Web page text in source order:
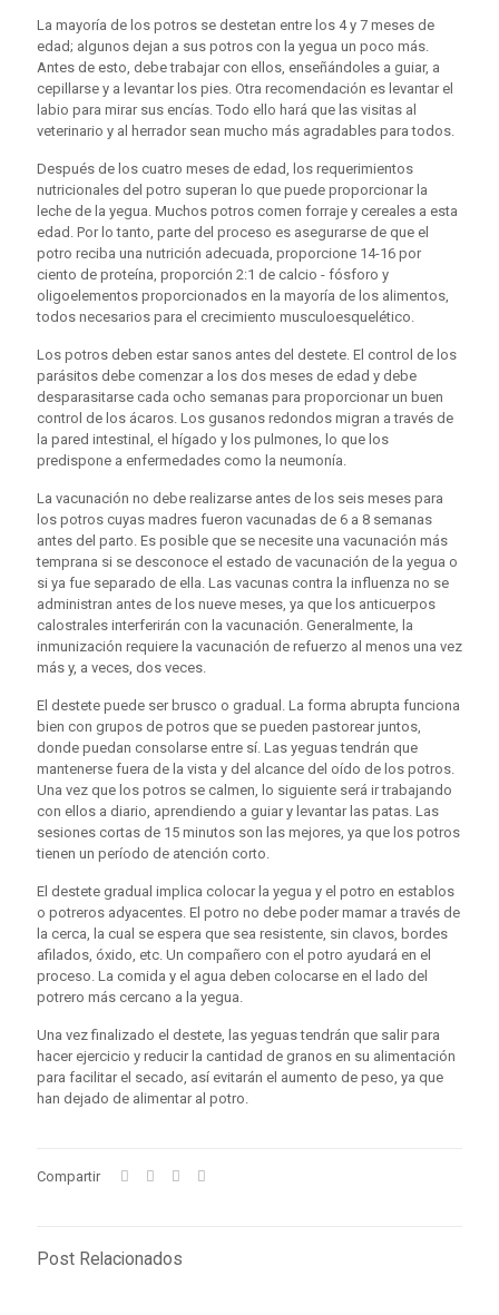
La mayoría de los potros se destetan entre los 4 y 7 meses de
edad; algunos dejan a sus potros con la yegua un poco más.
Antes de esto, debe trabajar con ellos, enseñándoles a guiar, a
cepillarse y a levantar los pies. Otra recomendación es levantar el
labio para mirar sus encías. Todo ello hará que las visitas al
veterinario y al herrador sean mucho más agradables para todos.
Después de los cuatro meses de edad, los requerimientos
nutricionales del potro superan lo que puede proporcionar la
leche de la yegua. Muchos potros comen forraje y cereales a esta
edad. Por lo tanto, parte del proceso es asegurarse de que el
potro reciba una nutrición adecuada, proporcione 14-16 por
ciento de proteína, proporción 2:1 de calcio - fósforo y
oligoelementos proporcionados en la mayoría de los alimentos,
todos necesarios para el crecimiento musculoesquelético.
Los potros deben estar sanos antes del destete. El control de los
parásitos debe comenzar a los dos meses de edad y debe
desparasitarse cada ocho semanas para proporcionar un buen
control de los ácaros. Los gusanos redondos migran a través de
la pared intestinal, el hígado y los pulmones, lo que los
predispone a enfermedades como la neumonía.
La vacunación no debe realizarse antes de los seis meses para
los potros cuyas madres fueron vacunadas de 6 a 8 semanas
antes del parto. Es posible que se necesite una vacunación más
temprana si se desconoce el estado de vacunación de la yegua o
si ya fue separado de ella. Las vacunas contra la influenza no se
administran antes de los nueve meses, ya que los anticuerpos
calostrales interferirán con la vacunación. Generalmente, la
inmunización requiere la vacunación de refuerzo al menos una vez
más y, a veces, dos veces.
El destete puede ser brusco o gradual. La forma abrupta funciona
bien con grupos de potros que se pueden pastorear juntos,
donde puedan consolarse entre sí. Las yeguas tendrán que
mantenerse fuera de la vista y del alcance del oído de los potros.
Una vez que los potros se calmen, lo siguiente será ir trabajando
con ellos a diario, aprendiendo a guiar y levantar las patas. Las
sesiones cortas de 15 minutos son las mejores, ya que los potros
tienen un período de atención corto.
El destete gradual implica colocar la yegua y el potro en establos
o potreros adyacentes. El potro no debe poder mamar a través de
la cerca, la cual se espera que sea resistente, sin clavos, bordes
afilados, óxido, etc. Un compañero con el potro ayudará en el
proceso. La comida y el agua deben colocarse en el lado del
potrero más cercano a la yegua.
Una vez finalizado el destete, las yeguas tendrán que salir para
hacer ejercicio y reducir la cantidad de granos en su alimentación
para facilitar el secado, así evitarán el aumento de peso, ya que
han dejado de alimentar al potro.
Compartir
Post Relacionados